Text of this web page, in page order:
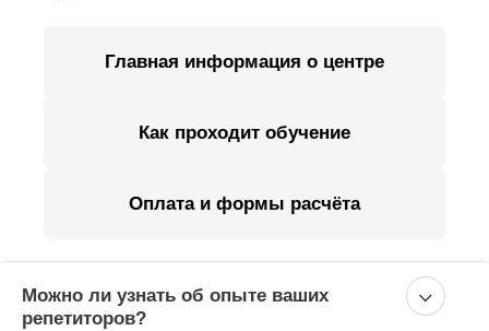
Главная информация о центре
Как проходит обучение
Оплата и формы расчёта
Можно ли узнать об опыте ваших
репетиторов?